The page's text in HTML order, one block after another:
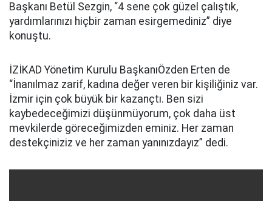
Başkanı Betül Sezgin, “4 sene çok güzel çalıştık,
yardımlarınızı hiçbir zaman esirgemediniz” diye
konuştu.
İZİKAD Yönetim Kurulu BaşkanıÖzden Erten de
“İnanılmaz zarif, kadına değer veren bir kişiliğiniz var.
İzmir için çok büyük bir kazançtı. Ben sizi
kaybedeceğimizi düşünmüyorum, çok daha üst
mevkilerde göreceğimizden eminiz. Her zaman
destekçiniziz ve her zaman yanınızdayız” dedi.